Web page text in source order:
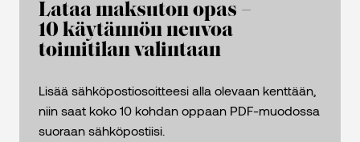
Lataa maksuton opas –
10 käytännön neuvoa
toimitilan valintaan
Lisää sähköpostiosoitteesi alla olevaan kenttään,
niin saat koko 10 kohdan oppaan PDF-muodossa
suoraan sähköpostiisi.